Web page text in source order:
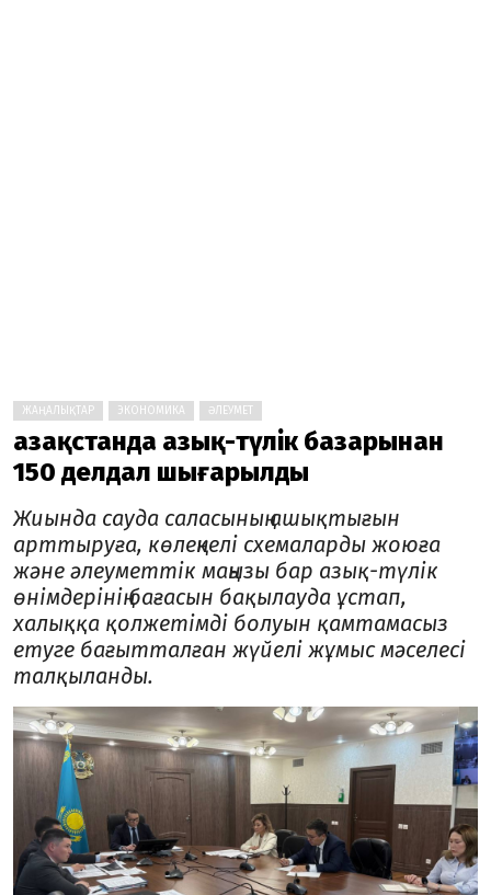
ЖАҢАЛЫҚТАР ЭКОНОМИКА ӘЛЕУМЕТ
Қазақстанда азық-түлік базарынан
150 делдал шығарылды
Жиында сауда саласының ашықтығын
арттыруға, көлеңкелі схемаларды жоюға
және әлеуметтік маңызы бар азық-түлік
өнімдерінің бағасын бақылауда ұстап,
халыққа қолжетімді болуын қамтамасыз
етуге бағытталған жүйелі жұмыс мәселесі
талқыланды.